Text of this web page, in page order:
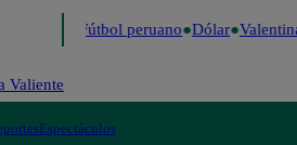
Fútbol peruano Dólar
Valiente
Espectáculos